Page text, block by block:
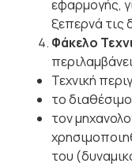
εφαρμογής,
ξεπερνά τις
Φάκελο
Τεχνική
το
τον
του